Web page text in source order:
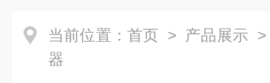
当前位置： 首页 > 产品展示
器